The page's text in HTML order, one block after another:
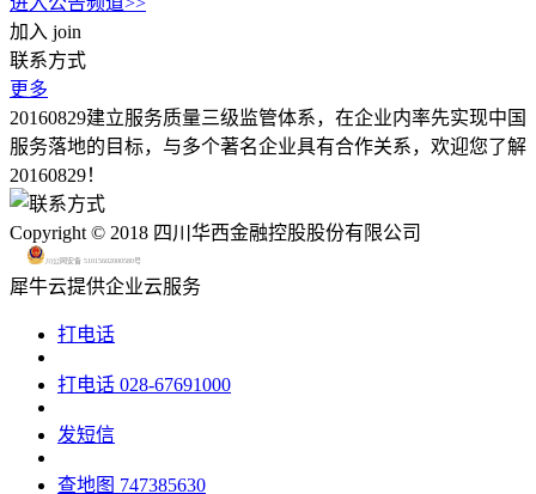
加入 join
联系方式
更多
20160829建立服务质量三级监管体系，在企业内率先实现中国
服务落地的目标，与多个著名企业具有合作关系，欢迎您了解
20160829！
Copyright © 2018 四川华西金融控股股份有限公司
川公网安备 51015602000580号
犀牛云提供企业云服务
打电话
打电话 028-67691000
发短信
查地图 747385630